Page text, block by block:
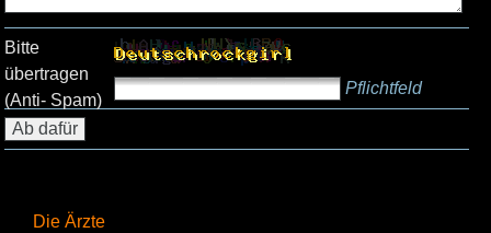
Die Ärzte
Bitte
übertragen
(Anti- Spam)
Pflichtfeld